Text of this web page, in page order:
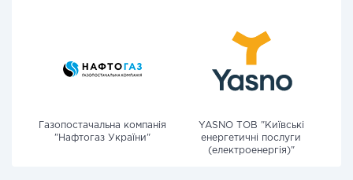
Газопостачальна компанія
"Нафтогаз України"
YASNO ТОВ "Київські
енергетичні послуги
(електроенергія)"